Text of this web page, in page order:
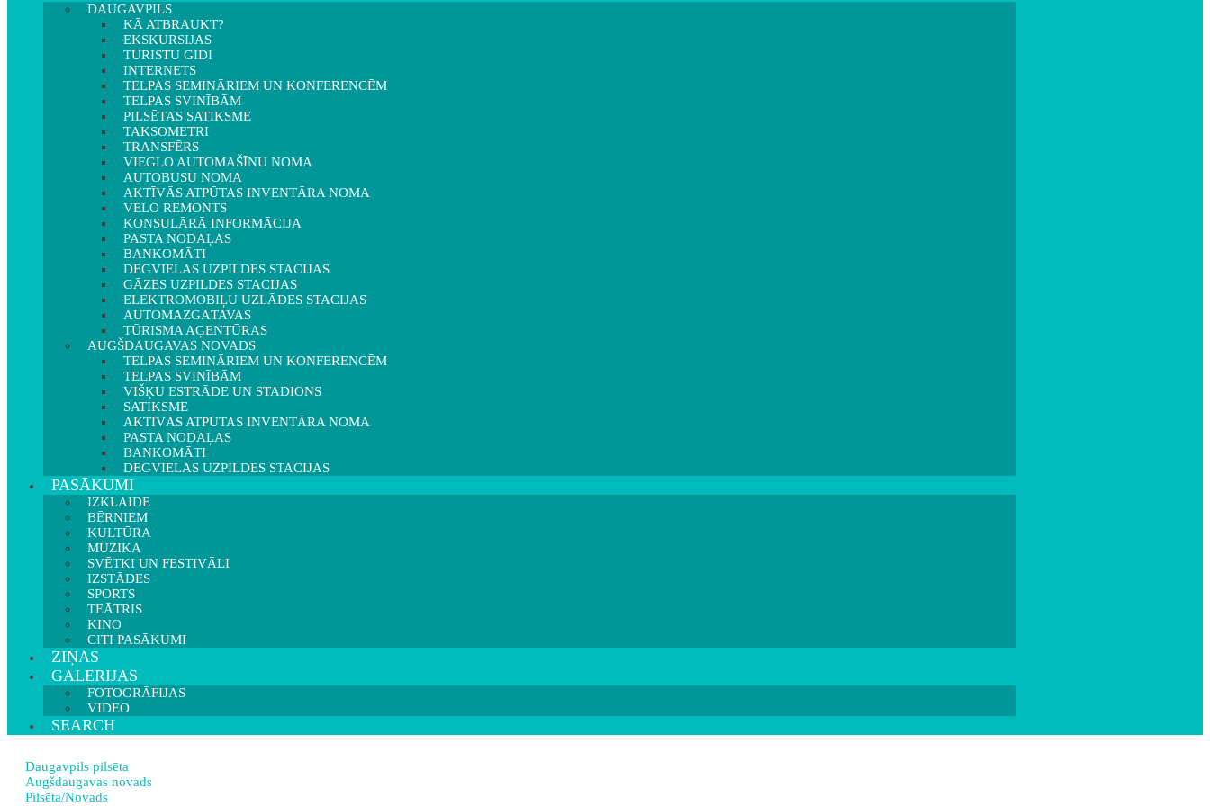
DAUGAVPILS
KĀ ATBRAUKT?
EKSKURSIJAS
TŪRISTU GIDI
INTERNETS
TELPAS SEMINĀRIEM UN KONFERENCĒM
TELPAS SVINĪBĀM
PILSĒTAS SATIKSME
TAKSOMETRI
TRANSFĒRS
VIEGLO AUTOMAŠĪNU NOMA
AUTOBUSU NOMA
AKTĪVĀS ATPŪTAS INVENTĀRA NOMA
VELO REMONTS
KONSULĀRĀ INFORMĀCIJA
PASTA NODAĻAS
BANKOMĀTI
DEGVIELAS UZPILDES STACIJAS
GĀZES UZPILDES STACIJAS
ELEKTROMOBIĻU UZLĀDES STACIJAS
AUTOMAZGĀTAVAS
TŪRISMA AĢENTŪRAS
AUGŠDAUGAVAS NOVADS
TELPAS SEMINĀRIEM UN KONFERENCĒM
TELPAS SVINĪBĀM
VIŠĶU ESTRĀDE UN STADIONS
SATIKSME
AKTĪVĀS ATPŪTAS INVENTĀRA NOMA
PASTA NODAĻAS
BANKOMĀTI
DEGVIELAS UZPILDES STACIJAS
PASĀKUMI
IZKLAIDE
BĒRNIEM
KULTŪRA
MŪZIKA
SVĒTKI UN FESTIVĀLI
IZSTĀDES
SPORTS
TEĀTRIS
KINO
CITI PASĀKUMI
ZIŅAS
GALERIJAS
FOTOGRĀFIJAS
VIDEO
SEARCH
Daugavpils pilsēta
Augšdaugavas novads
Pilsēta/Novads